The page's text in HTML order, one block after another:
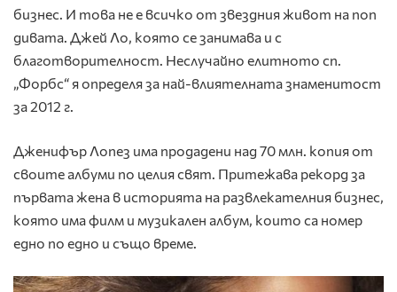
бизнес. И това не е всичко от звездния живот на поп
дивата. Джей Ло, която се занимава и с
благотворителност. Неслучайно елитното сп.
„Форбс“ я определя за най-влиятелната знаменитост
за 2012 г.
Дженифър Лопез има продадени над 70 млн. копия от
своите албуми по целия свят. Притежава рекорд за
първата жена в историята на развлекателния бизнес,
която има филм и музикален албум, които са номер
едно по едно и също време.